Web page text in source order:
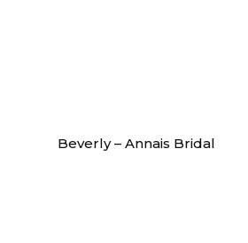
Beverly – Annais Bridal